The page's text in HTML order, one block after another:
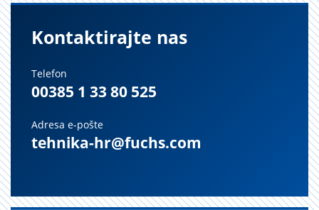
Kontaktirajte nas
Telefon
00385 1 33 80 525
Adresa e-pošte
tehnika-hr@fuchs.com